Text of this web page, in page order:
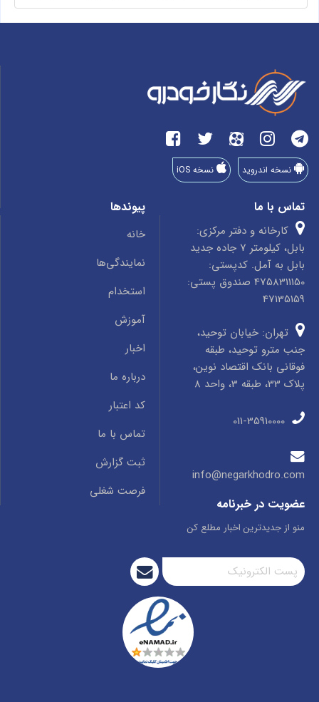
نسخه اندروید نسخه iOS
تماس با ما
کارخانه و دفتر مرکزی:
بابل، کیلومتر 7 جاده جدید
بابل به آمل. کدپستی:
4758311150 صندوق پستی:
47135159
تهران: خیابان توحید،
جنب مترو توحید، طبقه
فوقانی بانک اقتصاد نوین،
پلاک 33، طبقه 3، واحد 8
info@negarkhodro.com
پیوندها
خانه
نمایندگی‌ها
استخدام
آموزش
اخبار
درباره ما
کد اعتبار
تماس با ما
ثبت گزارش
فرصت شغلی
عضویت در خبرنامه
منو از جدیدترین اخبار مطلع کن